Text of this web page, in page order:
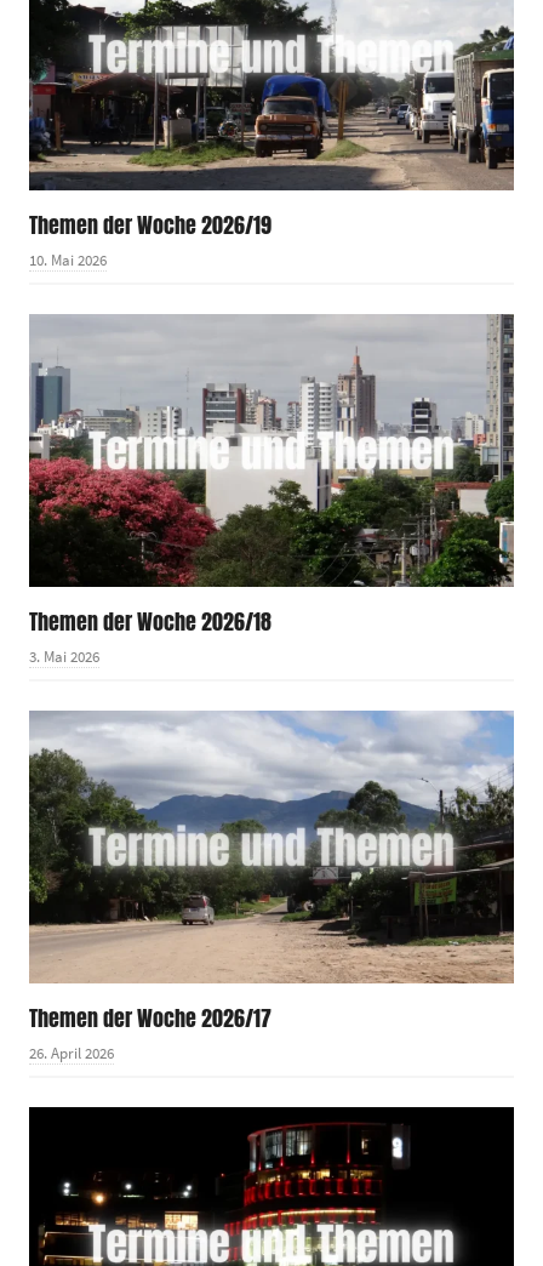
Themen der Woche 2026/19
10. Mai 2026
Themen der Woche 2026/18
3. Mai 2026
Themen der Woche 2026/17
26. April 2026